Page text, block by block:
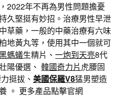
2022年不再為男性問題擔憂
久堅挺有妙招。治療男性早泄
草藥，一般的中藥治療有六味
地黃丸等，使用其中一個就可
螞蟻生精片、一炮到天亮8代
陽優選、韓國奇力片虎腰固
挺拔、美國保羅V8猛男塑造
。 更多產品點擊官網